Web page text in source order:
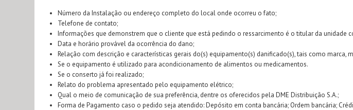
Número da Instalação ou endereço completo do local onde ocorreu o fato;
Telefone de contato;
Informações que demonstrem que o cliente que está pedindo o ressarcimento é o titular da unidade
Data e horário provável da ocorrência do dano;
Relação com descrição e características gerais do(s) equipamento(s) danificado(s), tais como marca,
Se o equipamento é utilizado para acondicionamento de alimentos ou medicamentos.
Se o conserto já foi realizado;
Relato do problema apresentado pelo equipamento elétrico;
Qual o meio de comunicação de sua preferência, dentre os oferecidos pela DME Distribuição S.A.;
Forma de Pagamento caso o pedido seja atendido: Depósito em conta bancária; Ordem bancária;